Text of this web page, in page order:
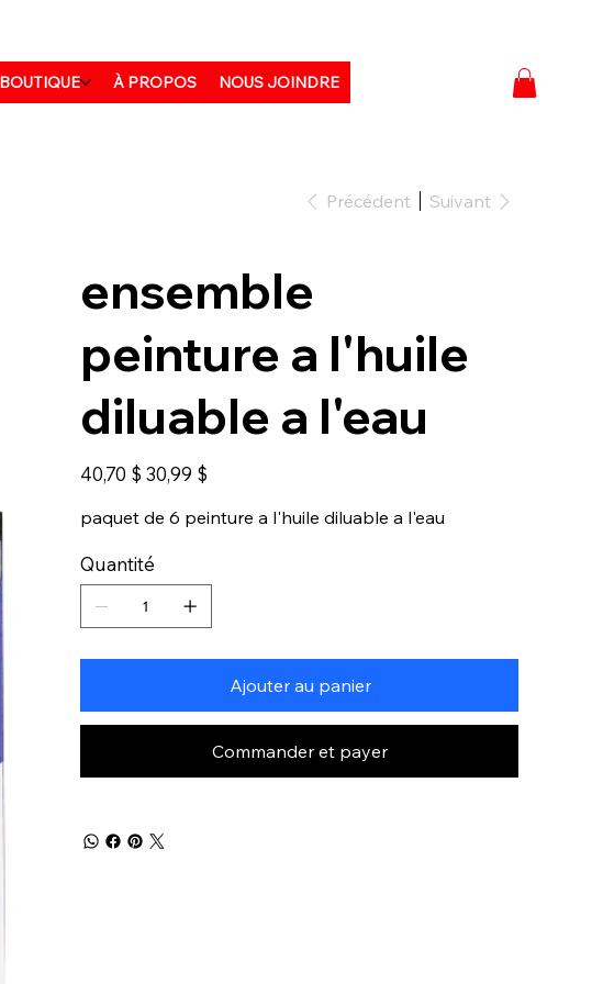
BOUTIQUE À PROPOS NOUS JOINDRE
Précédent Suivant
ensemble
peinture a l'huile
diluable a l'eau
Prix
d’origine
40,70 $
Prix
promotionnel
30,99 $
paquet de 6 peinture a l'huile diluable a l'eau
Quantité
Ajouter au panier
Commander et payer